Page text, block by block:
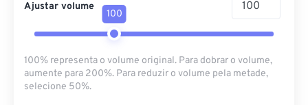
Ajustar volume
100
100% representa o volume original. Para dobrar o volume,
aumente para 200%. Para reduzir o volume pela metade,
selecione 50%.